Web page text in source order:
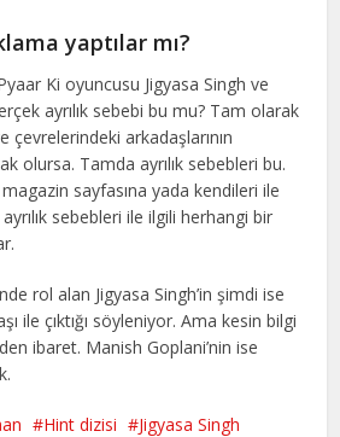
yaptılar mı?
Ki oyuncusu Jigyasa Singh ve
ayrılık sebebi bu mu? Tam olarak
arkadaşlarının
olursa. Tamda ayrılık sebebleri bu.
sayfasına yada kendileri ile
sebebleri ile ilgili herhangi bir
rol alan Jigyasa Singh’in şimdi ise
ile çıktığı söyleniyor. Ama kesin bilgi
ibaret. Manish Goplani’nin ise
Hint dizisi
Jigyasa Singh